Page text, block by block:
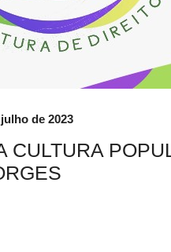
de 2023
CULTURA